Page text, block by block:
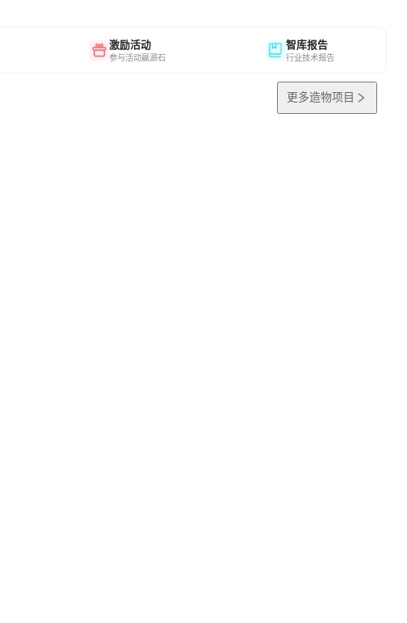
激励活动
参与活动赢源石
智库报告
行业技术报告
更多造物项目